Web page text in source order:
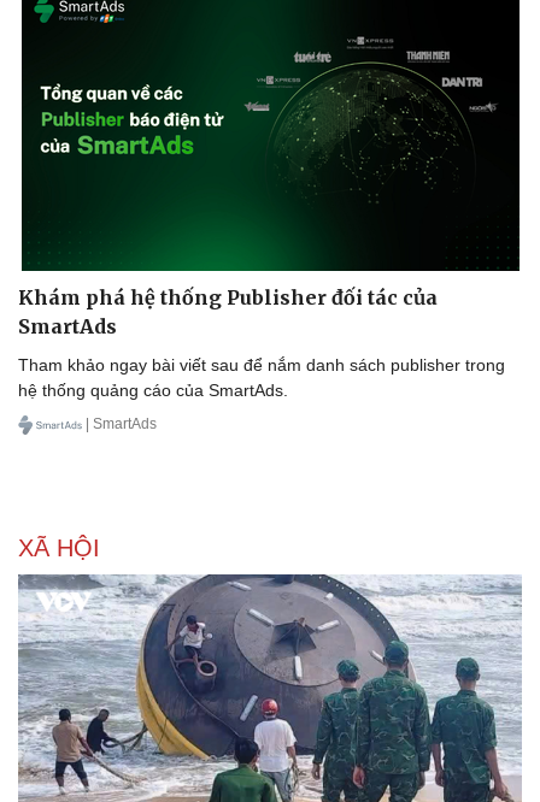
Cây thuốc
Sản phụ khoa
Nhi khoa
Nam khoa
Làm đẹp - giảm cân
Phòng mạch online
Ăn sạch sống khỏe
Khám phá hệ thống Publisher đối tác của
SmartAds
Tham khảo ngay bài viết sau để nắm danh sách publisher trong
hệ thống quảng cáo của SmartAds.
| SmartAds
XÃ HỘI